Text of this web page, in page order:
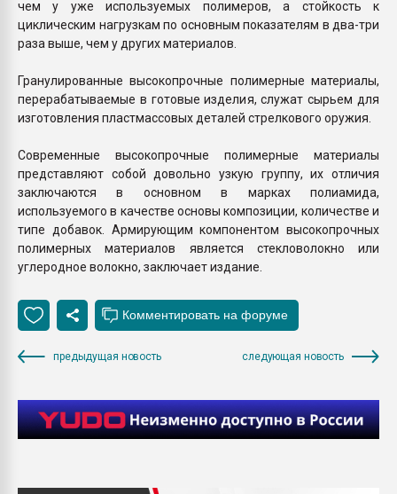
чем у уже используемых полимеров, а стойкость к
циклическим нагрузкам по основным показателям в два-три
раза выше, чем у других материалов.
Гранулированные высокопрочные полимерные материалы,
перерабатываемые в готовые изделия, служат сырьем для
изготовления пластмассовых деталей стрелкового оружия.
Современные высокопрочные полимерные материалы
представляют собой довольно узкую группу, их отличия
заключаются в основном в марках полиамида,
используемого в качестве основы композиции, количестве и
типе добавок. Армирующим компонентом высокопрочных
полимерных материалов является стекловолокно или
углеродное волокно, заключает издание.
предыдущая новость следующая новость